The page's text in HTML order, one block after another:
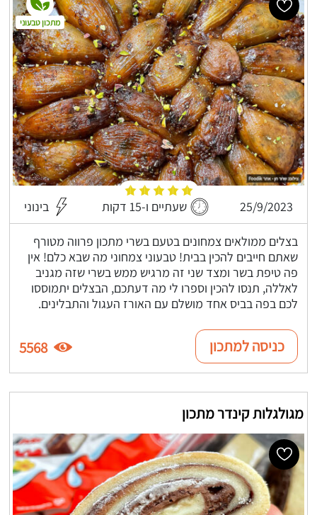
25/9/2023 שעתיים ו-15 דקות בינוני
בצלים ממולאים צמחונים בטעם בשרי מתכון פרווה מטורף
שאתם חייבים להכין בבית! טבעוני צמחוני מה שבא כלם! אין
פה טיפת בשר ומצד שני זה מרגיש ממש בשרי שזה מגניב
לאללה, תנסו להכין וספרו לי מה דעתכם, הבצלים יתמוססו
לכם בפה בביס אחד מושלם עם האורז העגול והתבלינים.
מתכון טבעוני
כניסה למתכון 5568
מגולגלות קינדר מתכון